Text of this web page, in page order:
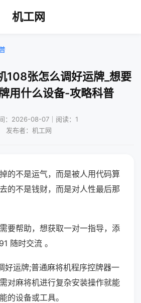
机工网
108张怎么调好运牌_想要
用什么设备-攻略科普
：2026-08-07｜阅读：1
发布者：机工网
的不是运气，而是被人用代码算
的不是钱财，而是对人性最后那
要帮助，想获取一对一指导，添
随时交流 。
好运牌;普通麻将机程序控牌器一
对麻将机进行复杂安装操作就能
的设备或工具。